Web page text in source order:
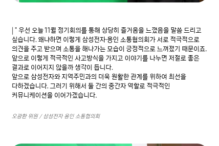
| " 우선 오늘 11월 정기회의를 통해 상당히 즐거움을 느꼈음을 말씀 드리고
싶습니다. 왜냐하면 이렇게 삼성전자·용인 소통협의회가 서로 적극적으로
의견을 주고 받으며 소통을 해나가는 모습이 긍정적으로 느껴졌기 때문이죠.
앞으로 이렇게 적극적인 사고방식을 가지고 이야기를 나누면 저절로 좋은
결과로 이어지지 않을까 생각이 듭니다.
앞으로 삼성전자와 지역주민과의 더욱 원활한 관계를 위하여 최선을
다하겠습니다. 그러기 위해서 둘 간의 중간자 역할로 적극적인
커뮤니케이션을 이어가겠습니다.
오광환 위원 / 삼성전자 용인 소통협의회